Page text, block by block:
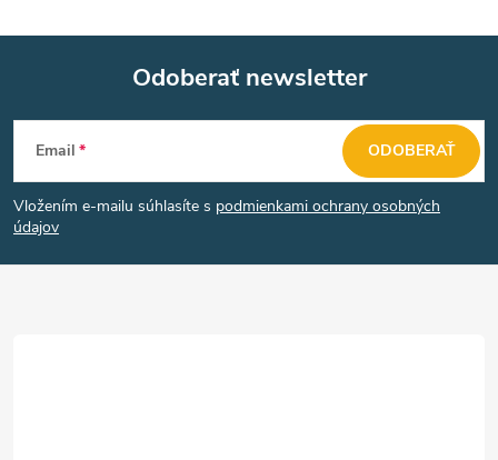
Z
á
p
Odoberať newsletter
Email
Vložením e-mailu súhlasíte s podmienkami ochrany osobných
údajov
ODOBERAŤ